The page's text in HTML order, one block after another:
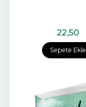
Sepete Ekle
22,50